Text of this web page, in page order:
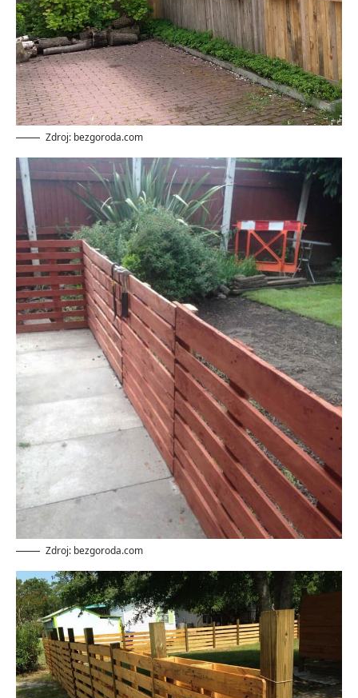
Zdroj: bezgoroda.com
Zdroj: bezgoroda.com